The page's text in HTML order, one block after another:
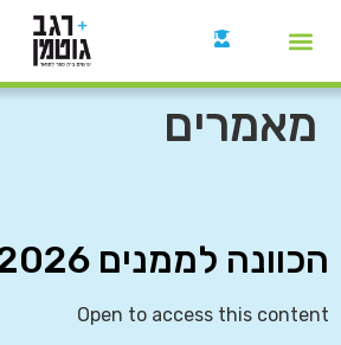
מאמרים
הכוונה לממנים 2026ב
Open to access this content